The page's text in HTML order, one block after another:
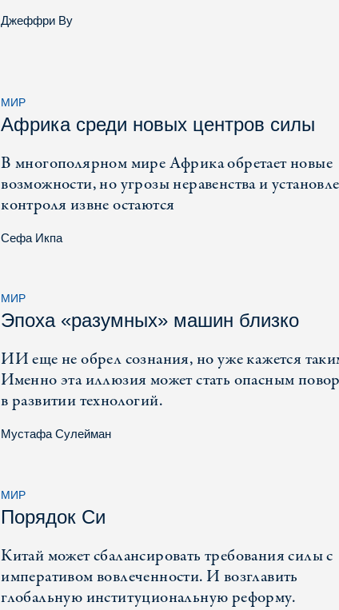
Джеффри Ву
МИР
Африка среди новых центров силы
В многополярном мире Африка обретает новые
возможности, но угрозы неравенства и
контроля извне остаются
Сефа Икпа
МИР
Эпоха «разумных» машин близко
ИИ еще не обрел сознания, но уже кажется
Именно эта иллюзия может стать опасным
в развитии технологий.
Мустафа Сулейман
МИР
Порядок Си
Китай может сбалансировать требования силы с
императивом вовлеченности. И возглавить
глобальную институциональную реформу.